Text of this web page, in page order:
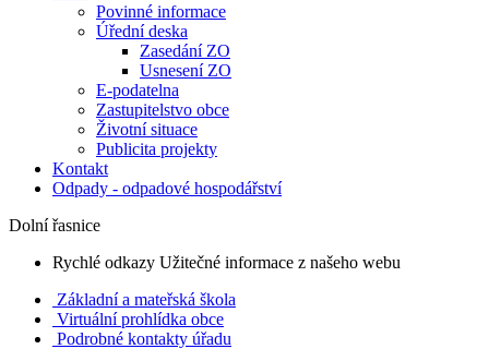
Povinné informace
Úřední deska
Zasedání ZO
Usnesení ZO
E-podatelna
Zastupitelstvo obce
Životní situace
Publicita projekty
Kontakt
Odpady - odpadové hospodářství
Dolní řasnice
Rychlé odkazy Užitečné informace z našeho webu
Základní a mateřská škola
Virtuální prohlídka obce
Podrobné kontakty úřadu